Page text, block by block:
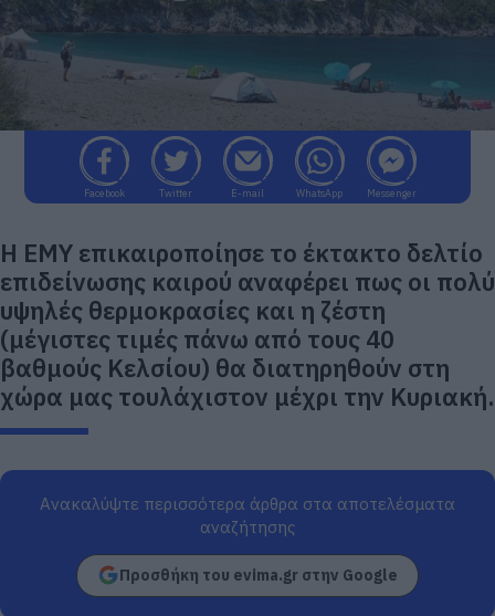
Facebook Twitter E-mail WhatsApp Messenger
Η ΕΜΥ επικαιροποίησε το έκτακτο δελτίο
επιδείνωσης καιρού αναφέρει πως οι πολύ
υψηλές θερμοκρασίες και η ζέστη
(μέγιστες τιμές πάνω από τους 40
βαθμούς Κελσίου) θα διατηρηθούν στη
χώρα μας τουλάχιστον μέχρι την Κυριακή.
Ανακαλύψτε περισσότερα άρθρα στα αποτελέσματα
αναζήτησης
Προσθήκη του evima.gr στην Google